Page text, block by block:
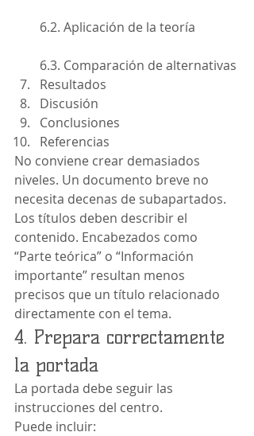
6.2. Aplicación de la teoría
6.3. Comparación de alternativas
Resultados
Discusión
Conclusiones
Referencias
No conviene crear demasiados
niveles. Un documento breve no
necesita decenas de subapartados.
Los títulos deben describir el
contenido. Encabezados como
“Parte teórica” o “Información
importante” resultan menos
precisos que un título relacionado
directamente con el tema.
4. Prepara correctamente
la portada
La portada debe seguir las
instrucciones del centro.
Puede incluir: